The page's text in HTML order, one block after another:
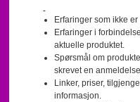
Erfaringer som ikke er
Erfaringer i
aktuelle produktet.
Spørsmål om
skrevet en
Linker, priser,
informasjon.